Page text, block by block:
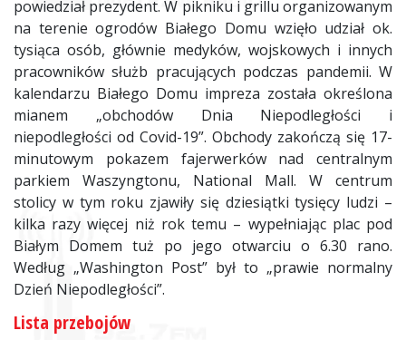
powiedział prezydent. W pikniku i grillu organizowanym
na terenie ogrodów Białego Domu wzięło udział ok.
tysiąca osób, głównie medyków, wojskowych i innych
pracowników służb pracujących podczas pandemii. W
kalendarzu Białego Domu impreza została określona
mianem „obchodów Dnia Niepodległości i
niepodległości od Covid-19”. Obchody zakończą się 17-
minutowym pokazem fajerwerków nad centralnym
parkiem Waszyngtonu, National Mall. W centrum
stolicy w tym roku zjawiły się dziesiątki tysięcy ludzi –
kilka razy więcej niż rok temu – wypełniając plac pod
Białym Domem tuż po jego otwarciu o 6.30 rano.
Według „Washington Post” był to „prawie normalny
Dzień Niepodległości”.
Lista przebojów